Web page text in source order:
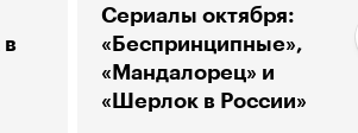
Сериалы октября:
«Беспринципные»,
«Мандалорец» и
«Шерлок в России»